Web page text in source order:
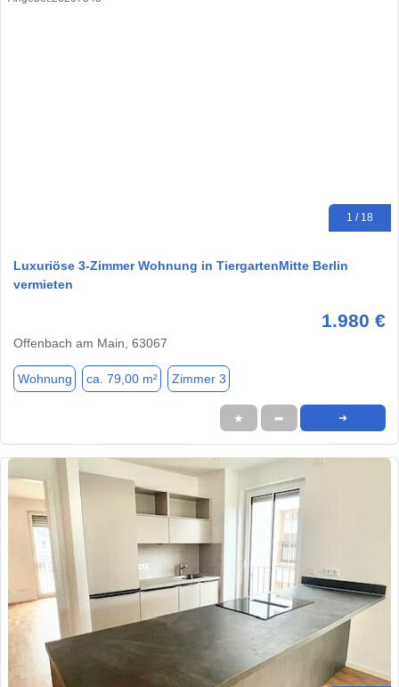
1 / 18
Luxuriöse 3-Zimmer Wohnung in TiergartenMitte Berlin
vermieten
1.980 €
Offenbach am Main, 63067
Wohnung ca. 79,00 m² Zimmer 3
★ ➦ ➜